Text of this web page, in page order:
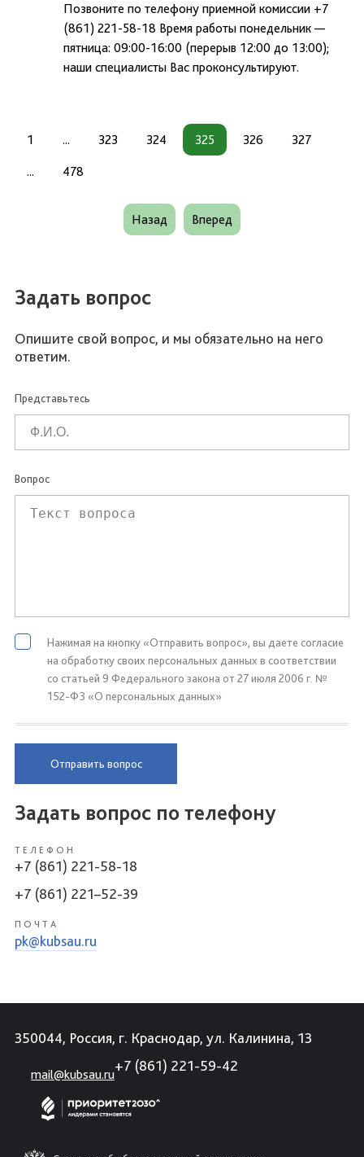
Позвоните по телефону приемной комиссии +7
(861) 221-58-18 Время работы понедельник —
пятница: 09:00-16:00 (перерыв 12:00 до 13:00);
наши специалисты Вас проконсультируют.
1 ... 323 324 325 326 327
... 478
Назад Вперед
Задать вопрос
Опишите свой вопрос, и мы обязательно на него
ответим.
Представьтесь
Вопрос
Нажимая на кнопку «Отправить вопрос», вы даете согласие
на обработку своих персональных данных в соответствии
со статьей 9 Федерального закона от 27 июля 2006 г. №
152-ФЗ «О персональных данных»
Отправить вопрос
Задать вопрос по телефону
ТЕЛЕФОН
+7 (861) 221-58-18
+7 (861) 221–52-39
ПОЧТА
pk@kubsau.ru
350044, Россия, г. Краснодар, ул. Калинина, 13
mail@kubsau.ru
+7 (861) 221-59-42